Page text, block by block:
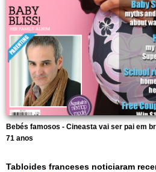
Bebés famosos - Cineasta vai ser pai em
71 anos
Tabloides franceses noticiaram